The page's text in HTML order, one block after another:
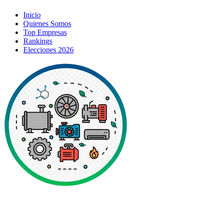
Inicio
Quienes Somos
Top Empresas
Rankings
Elecciones 2026